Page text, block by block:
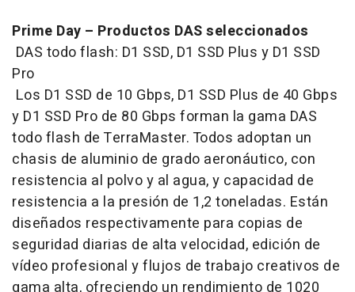
Prime Day – Productos DAS seleccionados
DAS todo flash: D1 SSD, D1 SSD Plus y D1 SSD
Pro
Los D1 SSD de 10 Gbps, D1 SSD Plus de 40 Gbps
y D1 SSD Pro de 80 Gbps forman la gama DAS
todo flash de TerraMaster. Todos adoptan un
chasis de aluminio de grado aeronáutico, con
resistencia al polvo y al agua, y capacidad de
resistencia a la presión de 1,2 toneladas. Están
diseñados respectivamente para copias de
seguridad diarias de alta velocidad, edición de
vídeo profesional y flujos de trabajo creativos de
gama alta, ofreciendo un rendimiento de 1020